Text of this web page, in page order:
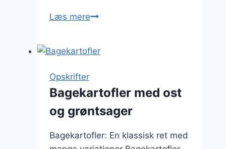
Læs mereBagekartofler
og
Opskrifter
Bagekartofler med ost
og grøntsager
Bagekartofler: En klassisk ret med